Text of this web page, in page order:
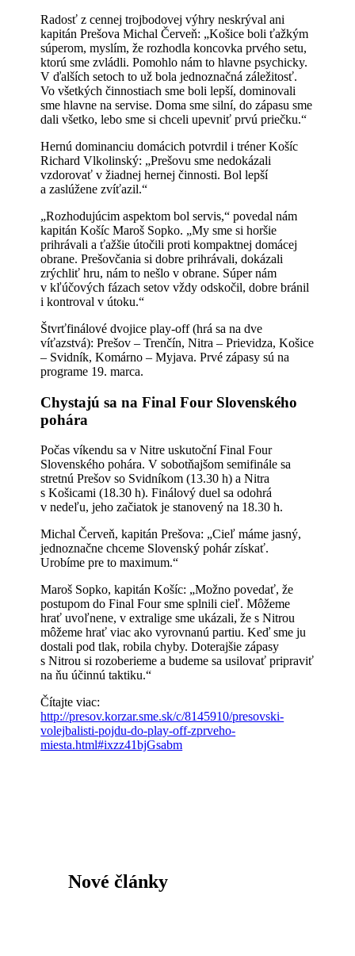
Radosť z cennej trojbodovej výhry neskrýval ani
kapitán Prešova Michal Červeň: „Košice boli ťažkým
súperom, myslím, že rozhodla koncovka prvého setu,
ktorú sme zvládli. Pomohlo nám to hlavne psychicky.
V ďalších setoch to už bola jednoznačná záležitosť.
Vo všetkých činnostiach sme boli lepší, dominovali
sme hlavne na servise. Doma sme silní, do zápasu sme
dali všetko, lebo sme si chceli upevniť prvú priečku.“
Hernú dominanciu domácich potvrdil i tréner Košíc
Richard Vlkolinský: „Prešovu sme nedokázali
vzdorovať v žiadnej hernej činnosti. Bol lepší
a zaslúžene zvíťazil.“
„Rozhodujúcim aspektom bol servis,“ povedal nám
kapitán Košíc Maroš Sopko. „My sme si horšie
prihrávali a ťažšie útočili proti kompaktnej domácej
obrane. Prešovčania si dobre prihrávali, dokázali
zrýchliť hru, nám to nešlo v obrane. Súper nám
v kľúčových fázach setov vždy odskočil, dobre bránil
i kontroval v útoku.“
Štvrťfinálové dvojice play-off (hrá sa na dve
víťazstvá): Prešov – Trenčín, Nitra – Prievidza, Košice
– Svidník, Komárno – Myjava. Prvé zápasy sú na
programe 19. marca.
Chystajú sa na Final Four Slovenského
pohára
Počas víkendu sa v Nitre uskutoční Final Four
Slovenského pohára. V sobotňajšom semifinále sa
stretnú Prešov so Svidníkom (13.30 h) a Nitra
s Košicami (18.30 h). Finálový duel sa odohrá
v nedeľu, jeho začiatok je stanovený na 18.30 h.
Michal Červeň, kapitán Prešova: „Cieľ máme jasný,
jednoznačne chceme Slovenský pohár získať.
Urobíme pre to maximum.“
Maroš Sopko, kapitán Košíc: „Možno povedať, že
postupom do Final Four sme splnili cieľ. Môžeme
hrať uvoľnene, v extralige sme ukázali, že s Nitrou
môžeme hrať viac ako vyrovnanú partiu. Keď sme ju
dostali pod tlak, robila chyby. Doterajšie zápasy
s Nitrou si rozoberieme a budeme sa usilovať pripraviť
na ňu účinnú taktiku.“
Čítajte viac:
http://presov.korzar.sme.sk/c/8145910/presovski-
volejbalisti-pojdu-do-play-off-zprveho-
miesta.html#ixzz41bjGsabm
Nové články